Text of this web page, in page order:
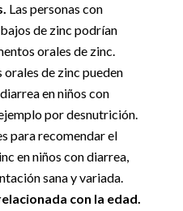
Las personas con
de zinc podrían
orales de zinc.
orales de zinc pueden
en niños con
por desnutrición.
para recomendar el
en niños con diarrea,
sana y variada.
con la edad.